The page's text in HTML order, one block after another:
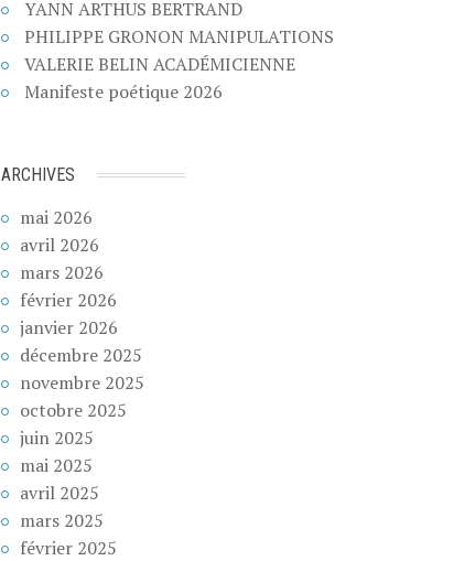
YANN ARTHUS BERTRAND
PHILIPPE GRONON MANIPULATIONS
VALERIE BELIN ACADÉMICIENNE
Manifeste poétique 2026
ARCHIVES
mai 2026
avril 2026
mars 2026
février 2026
janvier 2026
décembre 2025
novembre 2025
octobre 2025
juin 2025
mai 2025
avril 2025
mars 2025
février 2025